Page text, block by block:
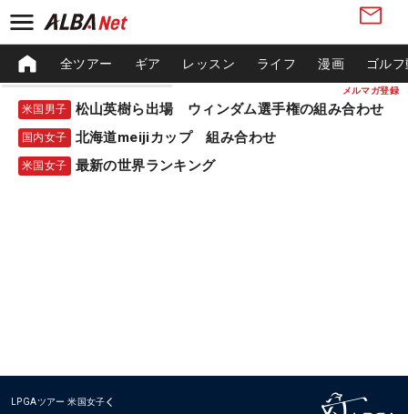
メルマガ登録
全ツアー ギア レッスン ライフ 漫画 ゴル
米国男子 松山英樹ら出場 ウィンダム選手権の組み合わせ
国内女子 北海道meijiカップ 組み合わせ
米国女子 最新の世界ランキング
LPGAツアー 米国女子